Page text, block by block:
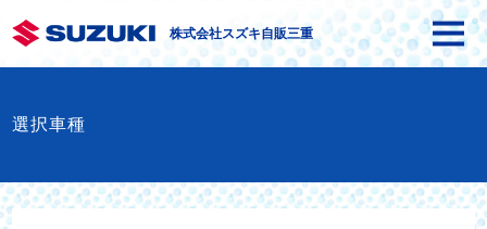
株式会社スズキ自販三重
選択車種